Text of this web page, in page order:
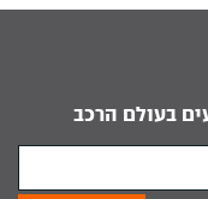
בעולם הרכב